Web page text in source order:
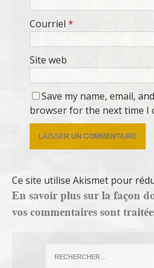
Courriel *
Site web
Save my name, email,
browser for the next time I
Ce site utilise Akismet pour
En savoir plus sur la façon
vos commentaires sont